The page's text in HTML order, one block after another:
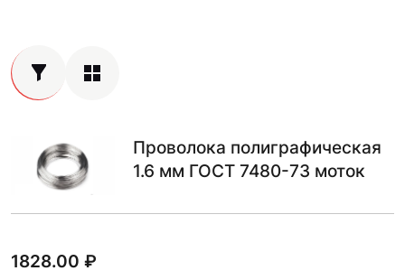
Проволока полиграфическая
1.6 мм ГОСТ 7480-73 моток
1828.00 ₽